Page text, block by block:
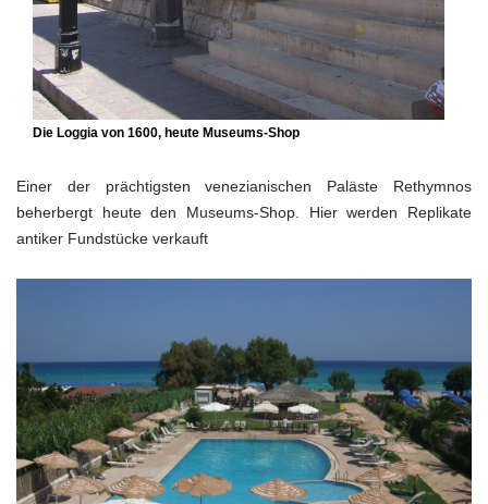
Die Loggia von 1600, heute Museums-Shop
Einer der prächtigsten venezianischen Paläste Rethymnos
beherbergt heute den Museums-Shop. Hier werden Replikate
antiker Fundstücke verkauft